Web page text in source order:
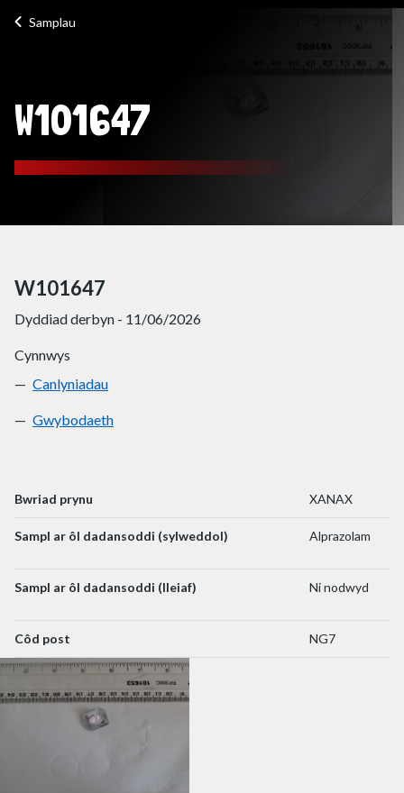
Samplau
W101647
W101647
Dyddiad derbyn - 11/06/2026
Cynnwys
W101647
Canlyniadau
W101647
Gwybodaeth
Bwriad prynu XANAX
Sampl ar ôl dadansoddi (sylweddol) Alprazolam
Sampl ar ôl dadansoddi (lleiaf) Ni nodwyd
Côd post NG7